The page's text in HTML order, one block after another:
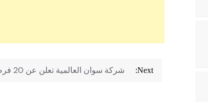
تصفّح
Next: شركة سوان العالمية تعلن عن 20 فرصة وظيفية شاغرة